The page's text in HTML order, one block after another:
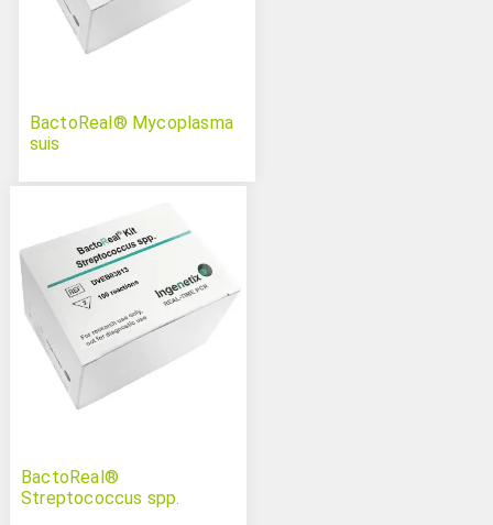
BactoReal® Mycoplasma
suis
BactoReal®
Streptococcus spp.